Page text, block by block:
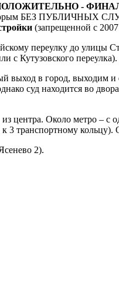
ПРЕДПОЛОЖИТЕЛЬНО -
БЕЗ ПУБЛИЧНЫХ
(запрещенной с
переулку до улицы
с Кутузовского
выход в город, выходим и
суд находится во
центра. Около метро – с
3 транспортному
2).